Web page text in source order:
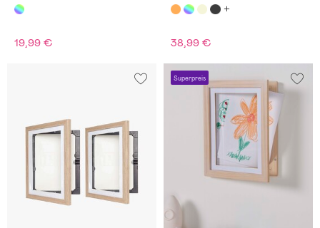
19,99 € 38,99 €
Superpreis